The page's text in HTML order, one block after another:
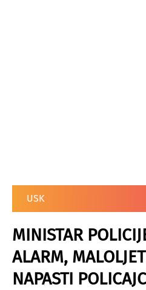
USK
MINISTAR
ALARM,
NAPASTI